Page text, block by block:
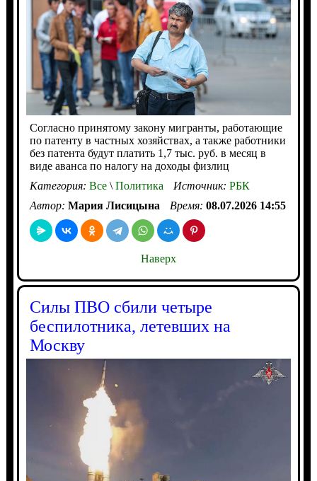
Согласно принятому закону мигранты, работающие
по патенту в частных хозяйствах, а также работники
без патента будут платить 1,7 тыс. руб. в месяц в
виде аванса по налогу на доходы физлиц
Категория: Все\Политика Источник: РБК
Автор: Мария Лисицына Время: 08.07.2026 14:55
Наверх
Силы ПВО сбили четыре
беспилотника, летевших на
Москву